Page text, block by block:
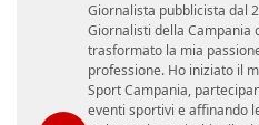
Giornalista pubblicista dal
Giornalisti della Campania
trasformato la mia
professione. Ho iniziato il
Sport Campania,
eventi sportivi e affinando